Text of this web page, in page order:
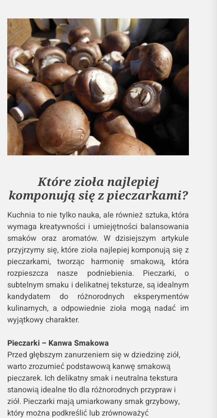
Które zioła najlepiej
komponują się z pieczarkami?
Kuchnia to nie tylko nauka, ale również sztuka, która
wymaga kreatywności i umiejętności balansowania
smaków oraz aromatów. W dzisiejszym artykule
przyjrzymy się, które zioła najlepiej komponują się z
pieczarkami, tworząc harmonię smakową, która
rozpieszcza nasze podniebienia. Pieczarki, o
subtelnym smaku i delikatnej teksturze, są idealnym
kandydatem do różnorodnych eksperymentów
kulinarnych, a odpowiednie zioła mogą nadać im
wyjątkowy charakter.
Pieczarki – Kanwa Smakowa
Przed głębszym zanurzeniem się w dziedzinę ziół,
warto zrozumieć podstawową kanwę smakową
pieczarek. Ich delikatny smak i neutralna tekstura
stanowią idealne tło dla różnorodnych przypraw i
ziół. Pieczarki mają umiarkowany smak grzybowy,
który można podkreślić lub zrównoważyć